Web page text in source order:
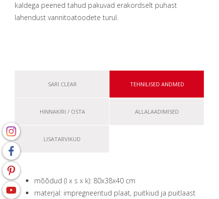
kaldega peened tahud pakuvad erakordselt puhast
lahendust vannitoatoodete turul.
SARI CLEAR TEHNILISED ANDMED
HINNAKIRI / OSTA ALLALAADIMISED
LISATARVIKUD
mõõdud (l x s x k): 80x38x40 сm
materjal: impregneeritud plaat, puitkiud ja puitlaast